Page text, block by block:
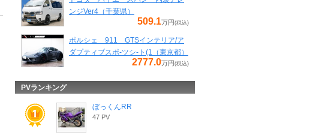
ンジVer4（千葉県）
509.1万円 (税込)
ポルシェ 911 GTSインテリア/ア
ダプティブスポ-ツシ-ト(1（東京都）
2777.0万円 (税込)
PVランキング
ぼっくんRR
47 PV